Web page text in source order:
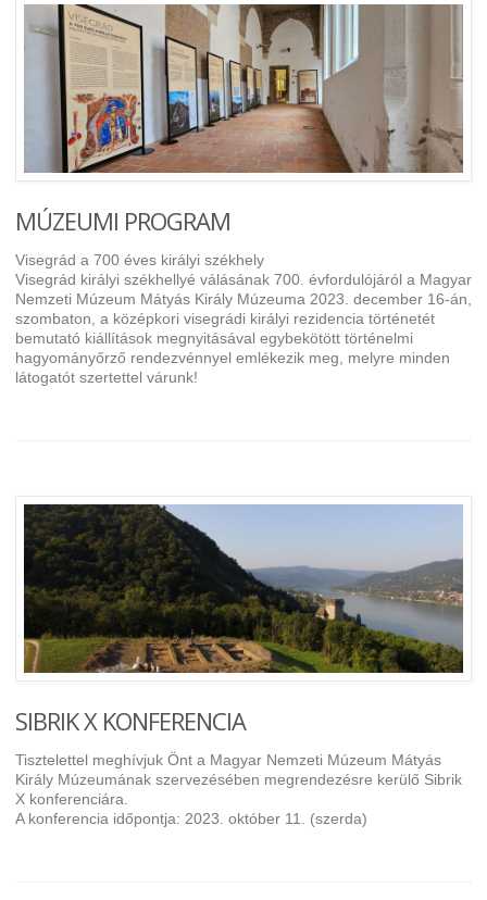
MÚZEUMI PROGRAM
Visegrád a 700 éves királyi székhely
Visegrád királyi székhellyé válásának 700. évfordulójáról a Magyar
Nemzeti Múzeum Mátyás Király Múzeuma 2023. december 16-án,
szombaton, a középkori visegrádi királyi rezidencia történetét
bemutató kiállítások megnyitásával egybekötött történelmi
hagyományőrző rendezvénnyel emlékezik meg, melyre minden
látogatót szertettel várunk!
SIBRIK X KONFERENCIA
Tisztelettel meghívjuk Önt a Magyar Nemzeti Múzeum Mátyás
Király Múzeumának szervezésében megrendezésre kerülő Sibrik
X konferenciára.
A konferencia időpontja: 2023. október 11. (szerda)